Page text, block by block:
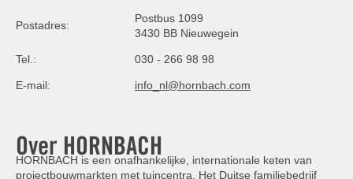
Postadres:
Postbus 1099
3430 BB Nieuwegein
Tel.: 030 - 266 98 98
E-mail: info_nl@hornbach.com
Over HORNBACH
HORNBACH is een onafhankelijke, internationale keten van
projectbouwmarkten met tuincentra. Het Duitse familiebedrijf